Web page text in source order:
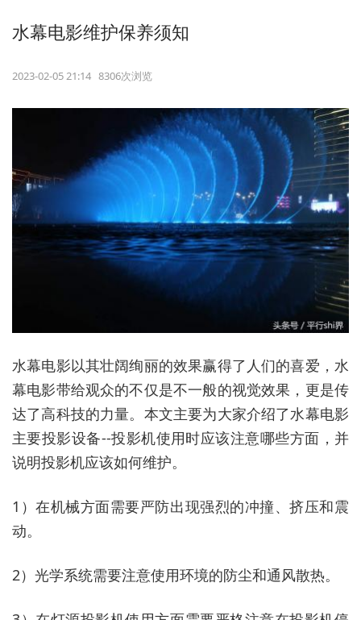
水幕电影维护保养须知
2023-02-05 21:14 8306次浏览
水幕电影以其壮阔绚丽的效果赢得了人们的喜爱，水
幕电影带给观众的不仅是不一般的视觉效果，更是传
达了高科技的力量。本文主要为大家介绍了水幕电影
主要投影设备--投影机使用时应该注意哪些方面，并
说明投影机应该如何维护。
1）在机械方面需要严防出现强烈的冲撞、挤压和震
动。
2）光学系统需要注意使用环境的防尘和通风散热。